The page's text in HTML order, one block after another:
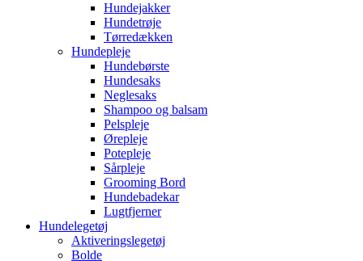
Hundejakker
Hundetrøje
Tørredækken
Hundepleje
Hundebørste
Hundesaks
Neglesaks
Shampoo og balsam
Pelspleje
Ørepleje
Potepleje
Sårpleje
Grooming Bord
Hundebadekar
Lugtfjerner
Hundelegetøj
Aktiveringslegetøj
Bolde